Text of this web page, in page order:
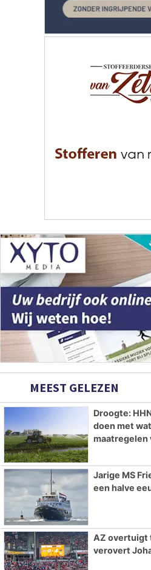
MEEST GELEZEN
Droogte:
doen met
maatregelen
Jarige MS
een halve
AZ overtuigt
verovert